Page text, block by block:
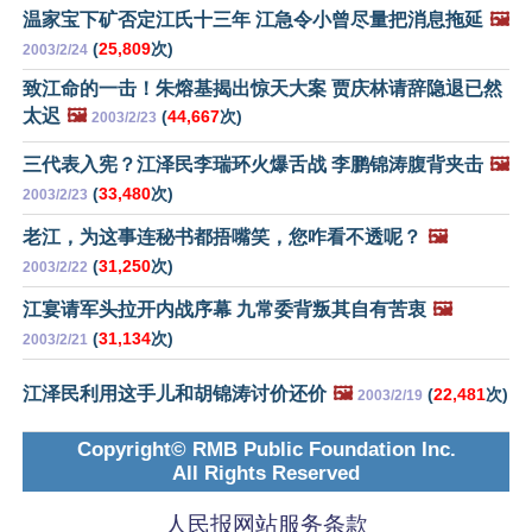
温家宝下矿否定江氏十三年 江急令小曾尽量把消息拖延 🖼️
2003/2/24 (25,809次)
致江命的一击！朱熔基揭出惊天大案 贾庆林请辞隐退已然
太迟 🖼️ 2003/2/23 (44,667次)
三代表入宪？江泽民李瑞环火爆舌战 李鹏锦涛腹背夹击 🖼️
2003/2/23 (33,480次)
老江，为这事连秘书都捂嘴笑，您咋看不透呢？ 🖼️
2003/2/22 (31,250次)
江宴请军头拉开内战序幕 九常委背叛其自有苦衷 🖼️
2003/2/21 (31,134次)
江泽民利用这手儿和胡锦涛讨价还价 🖼️ 2003/2/19 (22,481次)
Copyright© RMB Public Foundation Inc.
All Rights Reserved
人民报网站服务条款